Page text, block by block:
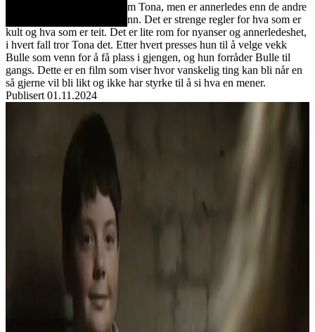
Bulle bor i samme blokk som Tona, men er annerledes enn de andre
på skolen, han passer ikke inn. Det er strenge regler for hva som er
kult og hva som er teit. Det er lite rom for nyanser og annerledeshet,
i hvert fall tror Tona det. Etter hvert presses hun til å velge vekk
Bulle som venn for å få plass i gjengen, og hun forråder Bulle til
gangs. Dette er en film som viser hvor vanskelig ting kan bli når en
så gjerne vil bli likt og ikke har styrke til å si hva en mener.
Publisert 01.11.2024